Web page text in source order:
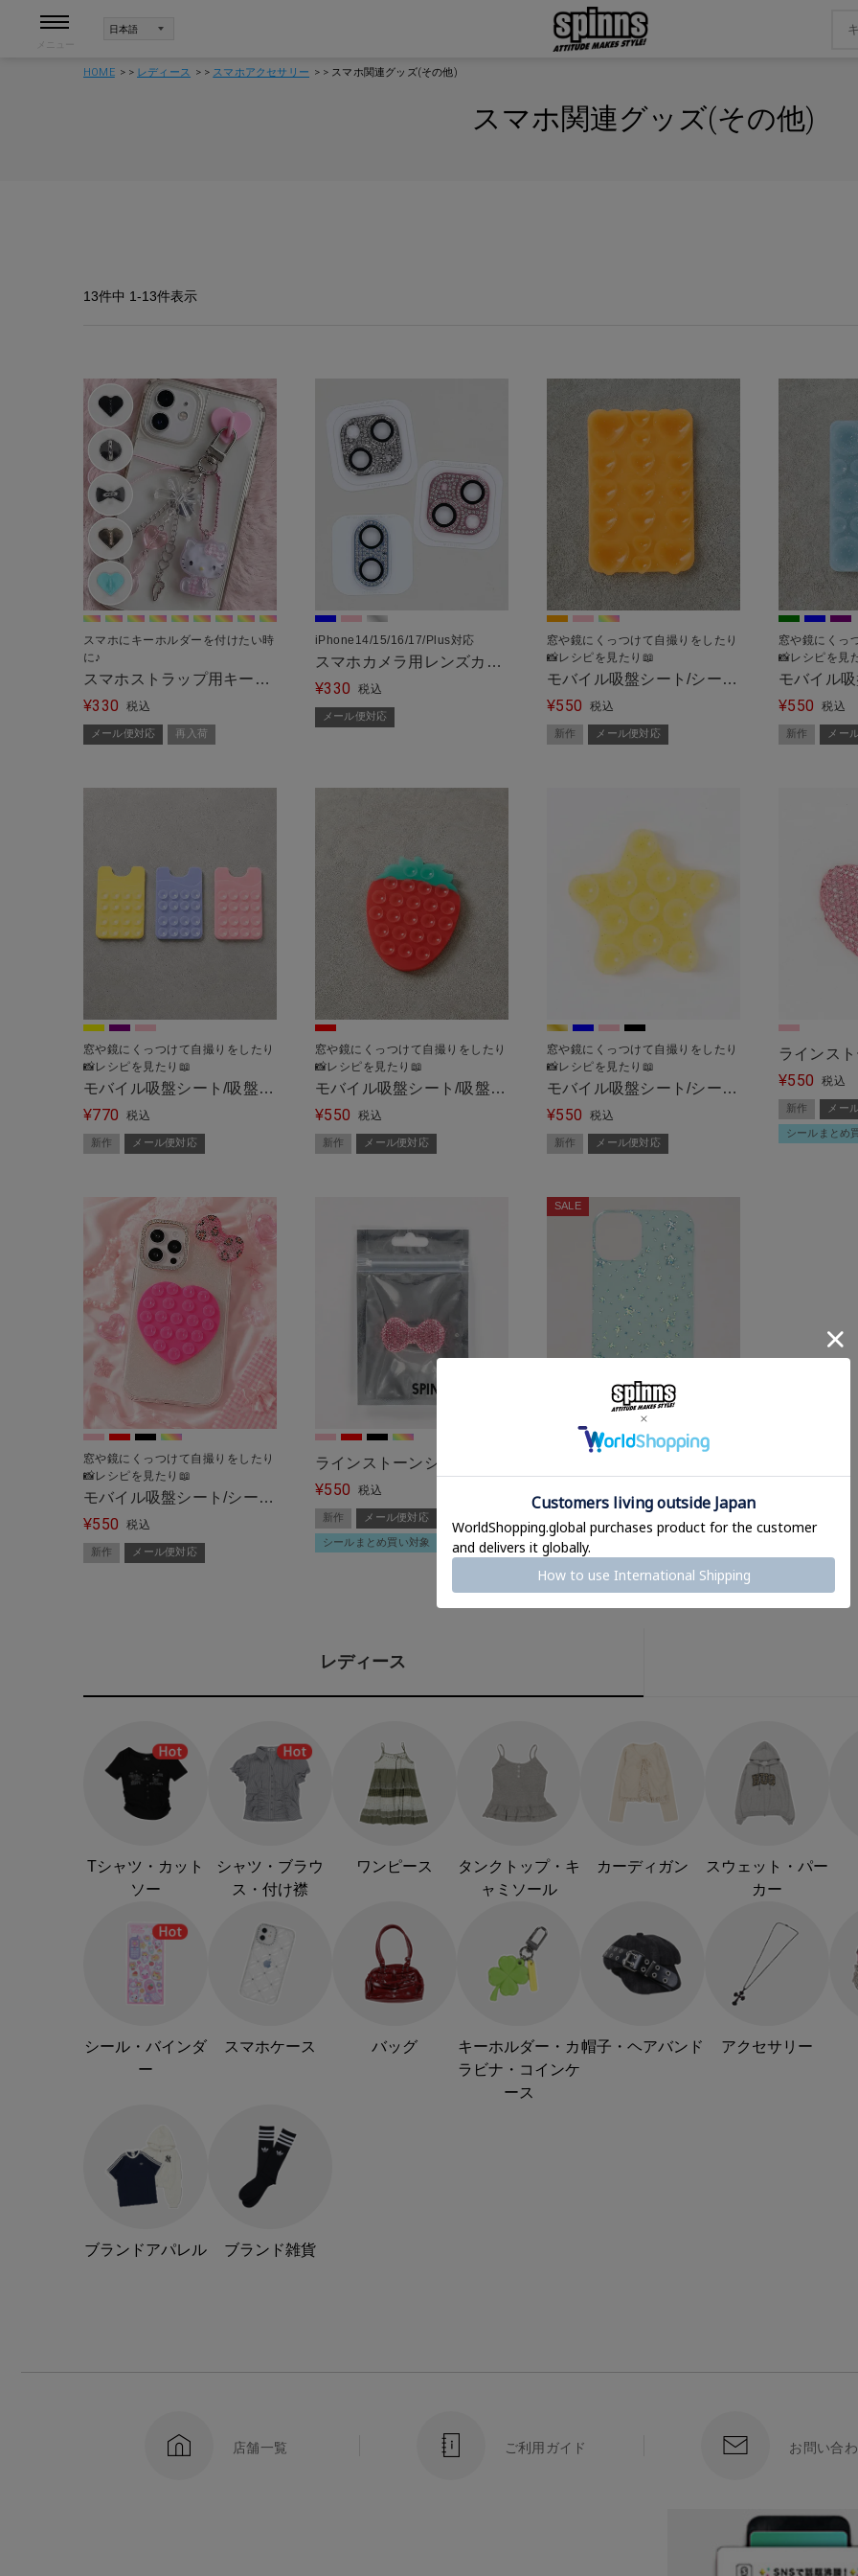
HOME レディース スマホアクセサリー スマホ関連グッズ(その他)
スマホ関連グッズ(その他)
13件中 1-13件表示
スマホにキーホルダーを付けたい時
に♪
スマホストラップ用キーリ
ングハンガー/シールタイ
プ/全6種＜メール便対応＞
¥330 税込
メール便対応 再入荷
iPhone14/15/16/17/Plus対応
スマホカメラ用レンズカバ
ー/ラメ＜メール便対応＞
¥330 税込
メール便対応
窓や鏡にくっつけて自撮りをしたり
📸レシピを見たり📖
モバイル吸盤シート/シール
タイプ/クリア2＜メール便
対応＞
¥550 税込
新作 メール便対応
窓や鏡にくっ
📸レシピを見
モバイル
イプ/クリ
＞
¥550 税込
新作 メー
窓や鏡にくっつけて自撮りをしたり
📸レシピを見たり📖
モバイル吸盤シート/吸盤タ
イプ/カード＜メール便対応
＞
¥770 税込
新作 メール便対応
窓や鏡にくっつけて自撮りをしたり
📸レシピを見たり📖
モバイル吸盤シート/吸盤タ
イプ/ストロベリー＜メール
便対応＞
¥550 税込
新作 メール便対応
窓や鏡にくっつけて自撮りをしたり
📸レシピを見たり📖
モバイル吸盤シート/シール
タイプ/スター＜メール便対
応＞
¥550 税込
新作 メール便対応
ラインス
ト＜メー
¥550 税込
新作 メー
シールまとめ
窓や鏡にくっつけて自撮りをしたり
📸レシピを見たり📖
モバイル吸盤シート/シール
タイプ/ハート＜メール便対
応＞
¥550 税込
新作 メール便対応
ラインストーンシール/ヒョ
ウリボン＜メール便対応＞
¥550 税込
新作 メール便対応
シールまとめ買い対象
SALE
【67%OFF】スマホケース
用デコシート/クリアホロ＜
メール便対応＞
¥330 →
¥110 税込
メール便対応
SALEまとめ割対象
レディース
Tシャツ・カット
ソー
シャツ・ブラウ
ス・付け襟
ワンピース
タンクトップ・キ
ャミソール
カーディガン
スウェット・パー
カー
シール・バインダ
ー
スマホケース バッグ
キーホルダー・カ
ラビナ・コインケ
ース
帽子・ヘアバンド アクセサリー
ブランドアパレル ブランド雑貨
店舗一覧 ご利用ガイド お問い合